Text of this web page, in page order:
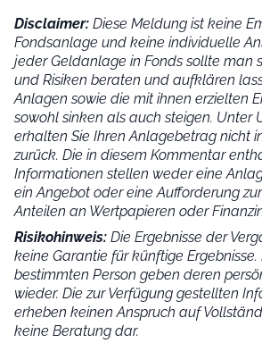
Disclaimer: Diese Meldung ist keine
Fondsanlage und keine individuelle
jeder Geldanlage in Fonds sollte man
und Risiken beraten und aufklären
Anlagen sowie die mit ihnen erzielten
sowohl sinken als auch steigen. Unter
erhalten Sie Ihren Anlagebetrag nicht
zurück. Die in diesem Kommentar
Informationen stellen weder eine
ein Angebot oder eine Aufforderung
Anteilen an Wertpapieren oder
Risikohinweis: Die Ergebnisse der
keine Garantie für künftige Ergebnisse.
bestimmten Person geben deren
wieder. Die zur Verfügung gestellten
erheben keinen Anspruch auf
keine Beratung dar.